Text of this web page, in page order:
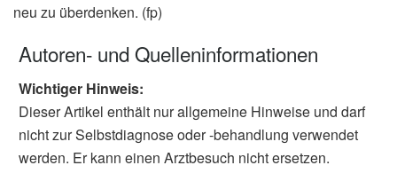
neu zu überdenken. (fp)
Autoren- und Quelleninformationen
Wichtiger Hinweis:
Dieser Artikel enthält nur allgemeine Hinweise und darf
nicht zur Selbstdiagnose oder -behandlung verwendet
werden. Er kann einen Arztbesuch nicht ersetzen.